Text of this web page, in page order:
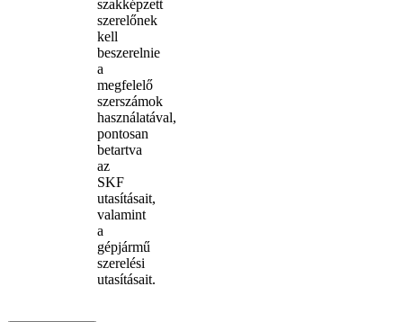
szakképzett
szerelőnek
kell
beszerelnie
a
megfelelő
szerszámok
használatával,
pontosan
betartva
az
SKF
utasításait,
valamint
a
gépjármű
szerelési
utasításait.